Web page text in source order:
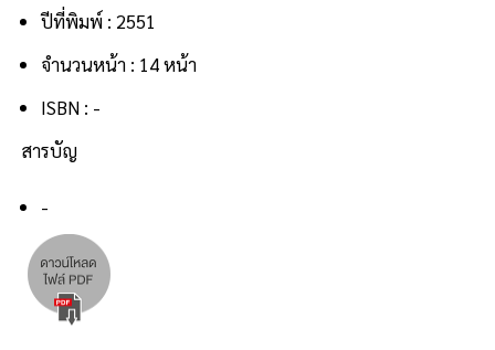
ปีที่พิมพ์ : 2551
จำนวนหน้า : 14 หน้า
ISBN : -
สารบัญ
-